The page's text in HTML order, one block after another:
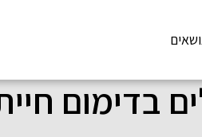
בדימום